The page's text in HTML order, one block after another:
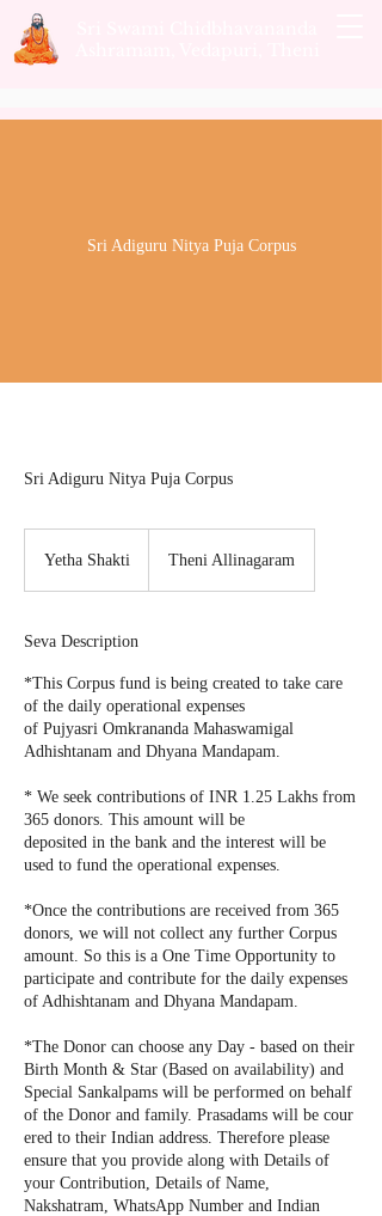
Sri Adiguru Nitya Puja Corpus
Sri Adiguru Nitya Puja Corpus
Yetha Shakti Theni Allinagaram
Seva Description
*This Corpus fund is being created to take care
of the daily operational expenses
of Pujyasri Omkrananda Mahaswamigal
Adhishtanam and Dhyana Mandapam.
* We seek contributions of INR 1.25 Lakhs from
365 donors. This amount will be
deposited in the bank and the interest will be
used to fund the operational expenses.
*Once the contributions are received from 365
donors, we will not collect any further Corpus
amount. So this is a One Time Opportunity to
participate and contribute for the daily expenses
of Adhishtanam and Dhyana Mandapam.
*The Donor can choose any Day - based on their
Birth Month & Star (Based on availability) and
Special Sankalpams will be performed on behalf
of the Donor and family. Prasadams will be cour
ered to their Indian address. Therefore please
ensure that you provide along with Details of
your Contribution, Details of Name,
Nakshatram, WhatsApp Number and Indian